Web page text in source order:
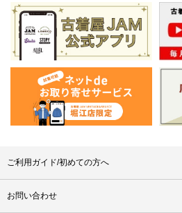
ご利用ガイド/初めての方へ
お問い合わせ